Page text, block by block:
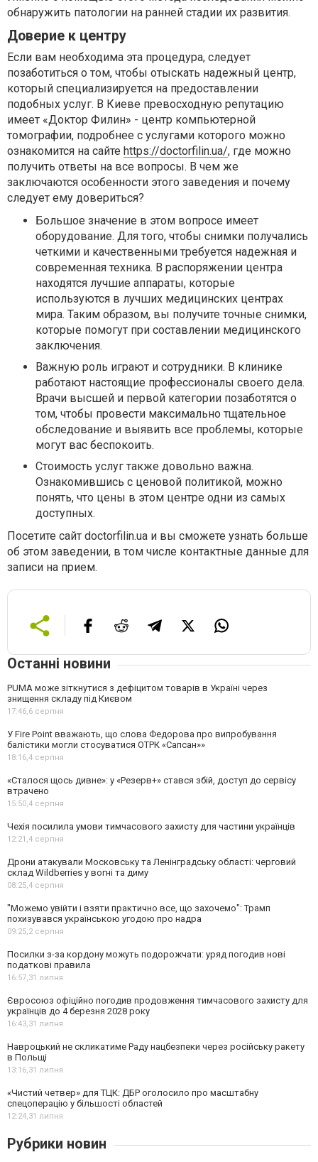
обнаружить патологии на ранней стадии их развития.
Доверие к центру
Если вам необходима эта процедура, следует
позаботиться о том, чтобы отыскать надежный центр,
который специализируется на предоставлении
подобных услуг. В Киеве превосходную репутацию
имеет «Доктор Филин» - центр компьютерной
томографии, подробнее с услугами которого можно
ознакомится на сайте https://doctorfilin.ua/, где можно
получить ответы на все вопросы. В чем же
заключаются особенности этого заведения и почему
следует ему довериться?
Большое значение в этом вопросе имеет
оборудование. Для того, чтобы снимки получались
четкими и качественными требуется надежная и
современная техника. В распоряжении центра
находятся лучшие аппараты, которые
используются в лучших медицинских центрах
мира. Таким образом, вы получите точные снимки,
которые помогут при составлении медицинского
заключения.
Важную роль играют и сотрудники. В клинике
работают настоящие профессионалы своего дела.
Врачи высшей и первой категории позаботятся о
том, чтобы провести максимально тщательное
обследование и выявить все проблемы, которые
могут вас беспокоить.
Стоимость услуг также довольно важна.
Ознакомившись с ценовой политикой, можно
понять, что цены в этом центре одни из самых
доступных.
Посетите сайт doctorfilin.ua и вы сможете узнать больше
об этом заведении, в том числе контактные данные для
записи на прием.
Останні новини
PUMA може зіткнутися з дефіцитом товарів в Україні через
знищення складу під Києвом
17:46,6 серпня
У Fire Point вважають, що слова Федорова про випробування
балістики могли стосуватися ОТРК «Сапсан»»
18:16,4 серпня
«Сталося щось дивне»: у «Резерв+» стався збій, доступ до сервісу
втрачено
15:50,4 серпня
Чехія посилила умови тимчасового захисту для частини українців
12:21,4 серпня
Дрони атакували Московську та Ленінградську області: черговий
склад Wildberries у вогні та диму
08:25,4 серпня
"Можемо увійти і взяти практично все, що захочемо": Трамп
похизувався українською угодою про надра
09:25,2 серпня
Посилки з-за кордону можуть подорожчати: уряд погодив нові
податкові правила
16:57,31 липня
Євросоюз офіційно погодив продовження тимчасового захисту для
українців до 4 березня 2028 року
16:43,31 липня
Навроцький не скликатиме Раду нацбезпеки через російську ракету
в Польщі
13:16,31 липня
«Чистий четвер» для ТЦК: ДБР оголосило про масштабну
спецоперацію у більшості областей
12:24,31 липня
Рубрики новин